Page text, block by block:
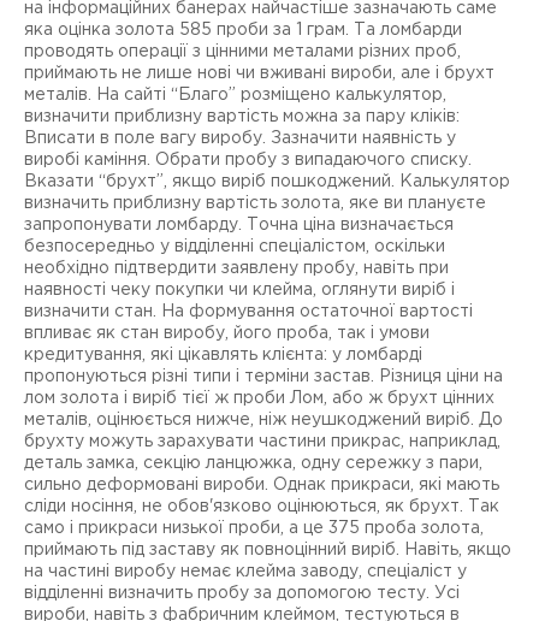
на інформаційних банерах найчастіше зазначають саме
яка оцінка золота 585 проби за 1 грам. Та ломбарди
проводять операції з цінними металами різних проб,
приймають не лише нові чи вживані вироби, але і брухт
металів. На сайті “Благо” розміщено калькулятор,
визначити приблизну вартість можна за пару кліків:
Вписати в поле вагу виробу. Зазначити наявність у
виробі каміння. Обрати пробу з випадаючого списку.
Вказати “брухт”, якщо виріб пошкоджений. Калькулятор
визначить приблизну вартість золота, яке ви плануєте
запропонувати ломбарду. Точна ціна визначається
безпосередньо у відділенні спеціалістом, оскільки
необхідно підтвердити заявлену пробу, навіть при
наявності чеку покупки чи клейма, оглянути виріб і
визначити стан. На формування остаточної вартості
впливає як стан виробу, його проба, так і умови
кредитування, які цікавлять клієнта: у ломбарді
пропонуються різні типи і терміни застав. Різниця ціни на
лом золота і виріб тієї ж проби Лом, або ж брухт цінних
металів, оцінюється нижче, ніж неушкоджений виріб. До
брухту можуть зарахувати частини прикрас, наприклад,
деталь замка, секцію ланцюжка, одну сережку з пари,
сильно деформовані вироби. Однак прикраси, які мають
сліди носіння, не обов'язково оцінюються, як брухт. Так
само і прикраси низької проби, а це 375 проба золота,
приймають під заставу як повноцінний виріб. Навіть, якщо
на частині виробу немає клейма заводу, спеціаліст у
відділенні визначить пробу за допомогою тесту. Усі
вироби, навіть з фабричним клеймом, тестуються в